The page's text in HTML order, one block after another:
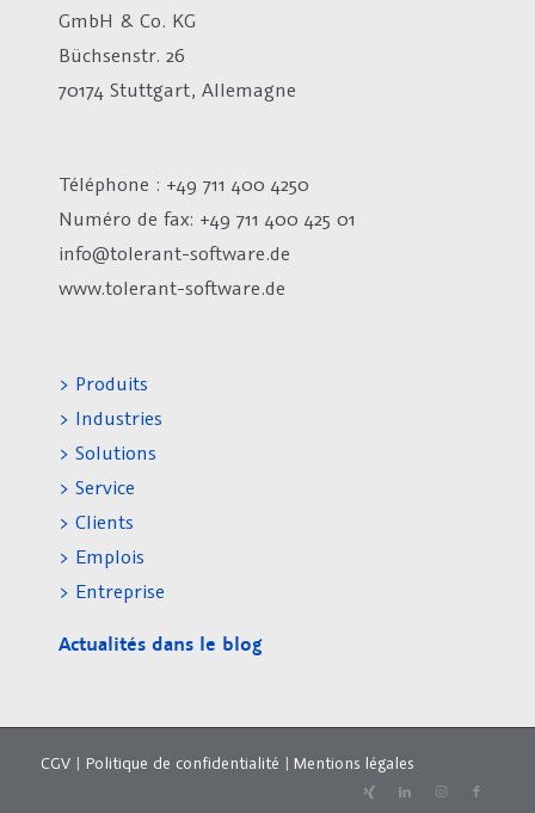
GmbH & Co. KG
Büchsenstr. 26
70174 Stuttgart, Allemagne
Téléphone : +49 711 400 4250
Numéro de fax: +49 711 400 425 01
info@tolerant-software.de
www.tolerant-software.de
> Produits
> Industries
> Solutions
> Service
> Clients
> Emplois
> Entreprise
Actualités dans le blog
CGV| Politique de confidentialité | Mentions légales